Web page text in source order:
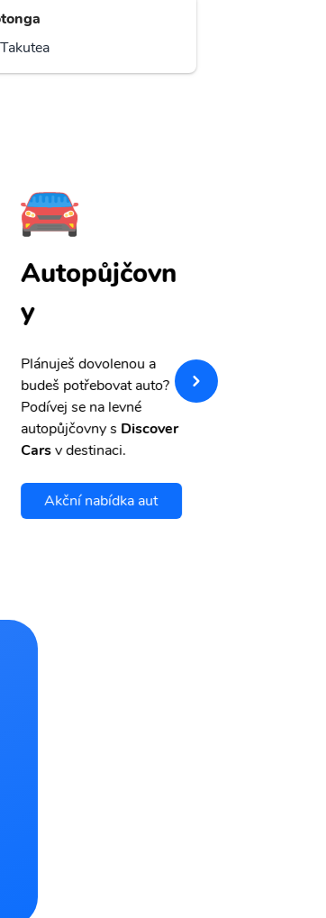
Autopůjčovn
y
Plánuješ dovolenou a
budeš potřebovat auto?
Podívej se na levné
autopůjčovny s Discover
Carsv destinaci.
Akční nabídka aut
pojištění a
storno.